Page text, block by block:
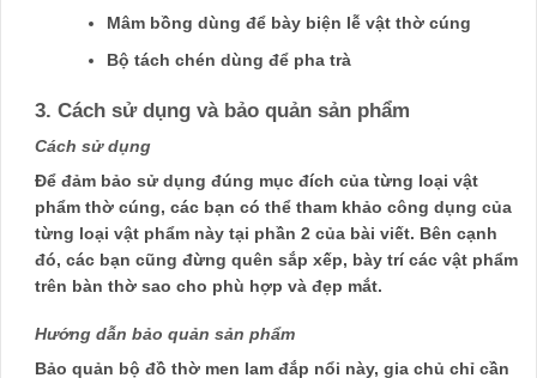
Mâm bồng dùng để bày biện lễ vật thờ cúng
Bộ tách chén dùng để pha trà
3. Cách sử dụng và bảo quản sản phẩm
Cách sử dụng
Để đảm bảo sử dụng đúng mục đích của từng loại vật
phẩm thờ cúng, các bạn có thể tham khảo công dụng của
từng loại vật phẩm này tại phần 2 của bài viết. Bên cạnh
đó, các bạn cũng đừng quên sắp xếp, bày trí các vật phẩm
trên bàn thờ sao cho phù hợp và đẹp mắt.
Hướng dẫn bảo quản sản phẩm
Bảo quản bộ đồ thờ men lam đắp nổi này, gia chủ chỉ cần